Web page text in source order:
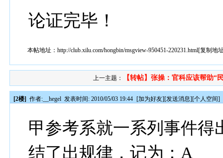
论证完毕！
本帖地址：http://club.xilu.com/hongbin/msgview-950451-220231.html[复制地
上一主题： 【转帖】张操：官科应该帮助“
[2楼] 作者: __hegel 发表时间: 2010/05/03 19:44 [加为好友][发送消息][个人空间]
甲参考系就一系列事件得
结了出规律，记为：A